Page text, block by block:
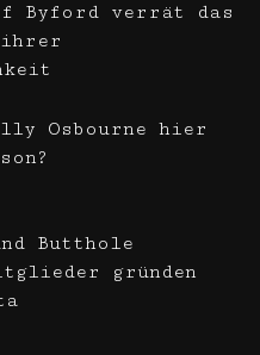
Byford verrät das
ihrer
Osbourne hier
Butthole
gründen